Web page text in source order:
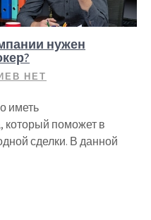
нужен
НЕТ
иметь
который поможет в
сделки. В данной